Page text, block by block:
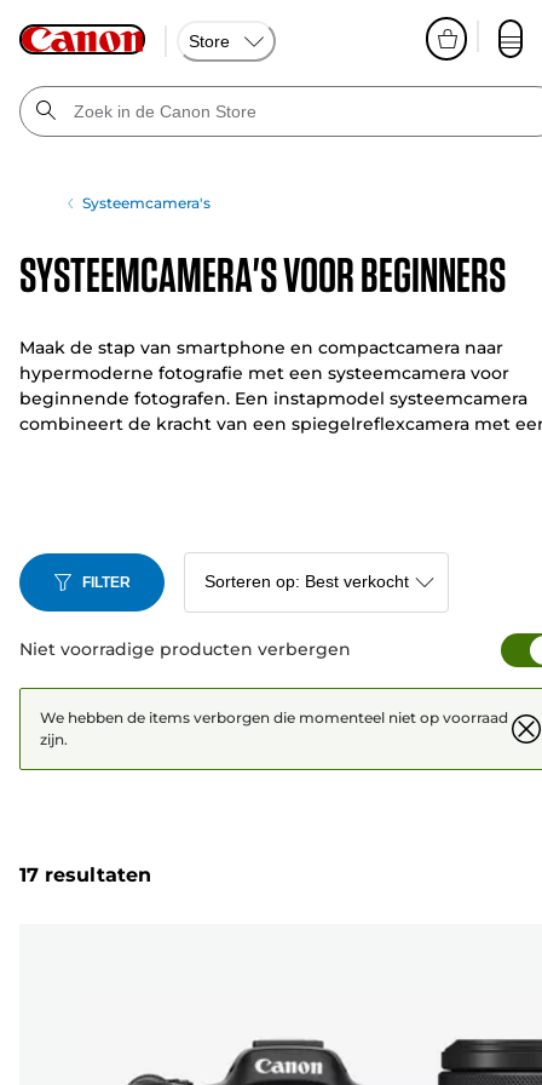
Store
Systeemcamera's
Systeemcamera's voor beginners
Maak de stap van smartphone en compactcamera naar
hypermoderne fotografie met een systeemcamera voor
beginnende fotografen. Een instapmodel systeemcamera
combineert de kracht van een spiegelreflexcamera met
FILTER
Niet voorradige producten verbergen
We hebben de items verborgen die momenteel niet op voorraad
zijn.
17 resultaten